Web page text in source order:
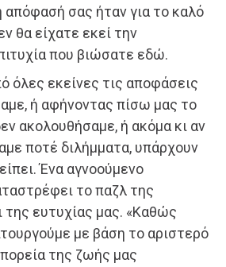
απόφασή σας ήταν για το καλό
θα είχατε εκεί την
που βιώσατε εδώ.
όλες εκείνες τις αποφάσεις
ή αφήνοντας πίσω μας το
ακολουθήσαμε, ή ακόμα κι αν
ποτέ διλήμματα, υπάρχουν
Ένα αγνοούμενο
το παζλ της
ευτυχίας μας. «Καθώς
με βάση το αριστερό
της ζωής μας